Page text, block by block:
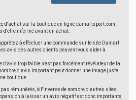
d'achat sur la boutique en ligne damartsport.com,
d'être informé avant un achat.
à effectuer une commande sur le site Damart
avis des autres clients peuvent vous aider à
d'avis trop faible n'est pas forcément révélateur de la
d'avis important peut donner une image juste
boutique.
rémunérés, à l'inverse de nombre d'autres sites.
à laisser un avis négatif est donc importante,